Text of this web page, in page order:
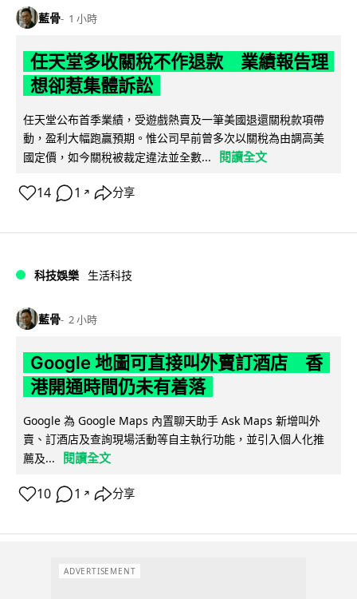
藍骨 1 小時
任天堂多收關稅不作退款 業績報告理
想卻惹集體訴訟
任天堂公布首季業績，受遊戲熱賣及一筆美國退還關稅款項帶
動，盈利大幅跑贏預期。惟公司早前曾多次以關稅為由調高美
國定價，如今關稅被裁定違法並全數...
閱讀全文
14 1 ↗ 分享
科技娛樂 生活科技
藍骨 2 小時
Google 地圖可直接叫外賣訂酒店 香
港開通時間仍未有着落
Google 為 Google Maps 內置聊天助手 Ask Maps 新增叫外
賣、訂酒店及查詢現場活動等自主執行功能，並引入個人化推
薦及...
閱讀全文
10 1 ↗ 分享
ADVERTISEMENT